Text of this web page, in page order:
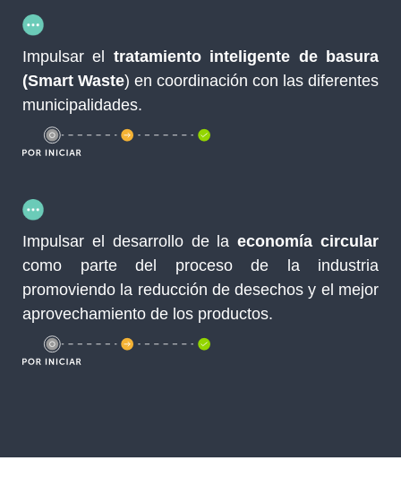
Impulsar el tratamiento inteligente de basura
(Smart Waste) en coordinación con las diferentes
municipalidades.
Impulsar el desarrollo de laeconomía circular
como parte del proceso de la industria
promoviendo la reducción de desechos y el mejor
aprovechamiento de los productos.